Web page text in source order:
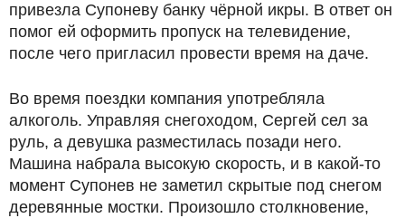
привезла Супоневу банку чёрной икры. В ответ он
помог ей оформить пропуск на телевидение,
после чего пригласил провести время на даче.
Во время поездки компания употребляла
алкоголь. Управляя снегоходом, Сергей сел за
руль, а девушка разместилась позади него.
Машина набрала высокую скорость, и в какой-то
момент Супонев не заметил скрытые под снегом
деревянные мостки. Произошло столкновение,